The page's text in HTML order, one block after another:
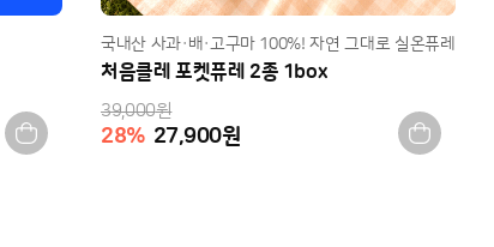
국내산 사과·배·고구마 100%! 자연 그대로 실온퓨레
처음클레 포켓퓨레 2종 1box
39,000원
28% 27,900원